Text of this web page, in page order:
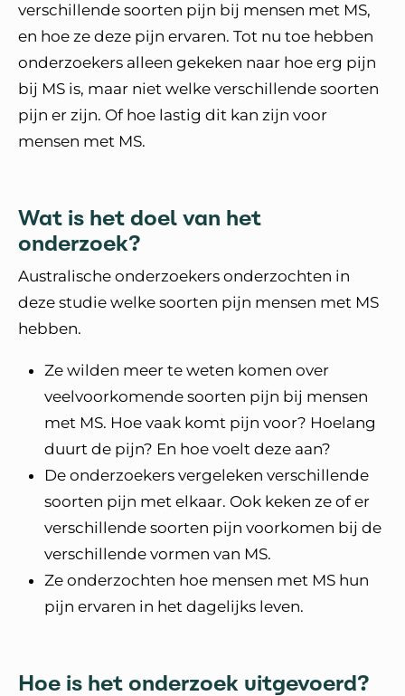
verschillende soorten pijn bij mensen met MS,
en hoe ze deze pijn ervaren. Tot nu toe hebben
onderzoekers alleen gekeken naar hoe erg pijn
bij MS is, maar niet welke verschillende soorten
pijn er zijn. Of hoe lastig dit kan zijn voor
mensen met MS.
Wat is het doel van het
onderzoek?
Australische onderzoekers onderzochten in
deze studie welke soorten pijn mensen met MS
hebben.
Ze wilden meer te weten komen over
veelvoorkomende soorten pijn bij mensen
met MS. Hoe vaak komt pijn voor? Hoelang
duurt de pijn? En hoe voelt deze aan?
De onderzoekers vergeleken verschillende
soorten pijn met elkaar. Ook keken ze of er
verschillende soorten pijn voorkomen bij de
verschillende vormen van MS.
Ze onderzochten hoe mensen met MS hun
pijn ervaren in het dagelijks leven.
Hoe is het onderzoek uitgevoerd?